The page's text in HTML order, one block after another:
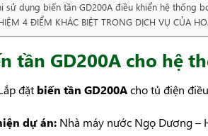
sử dụng biến tần GD200A điều khiển hệ thống
4 ĐIỂM KHÁC BIỆT TRONG DỊCH VỤ CỦA
tần GD200A cho hệ
đặt biến tần GD200Acho tủ điện
dự án: Nhà máy nước Ngọ Dương –